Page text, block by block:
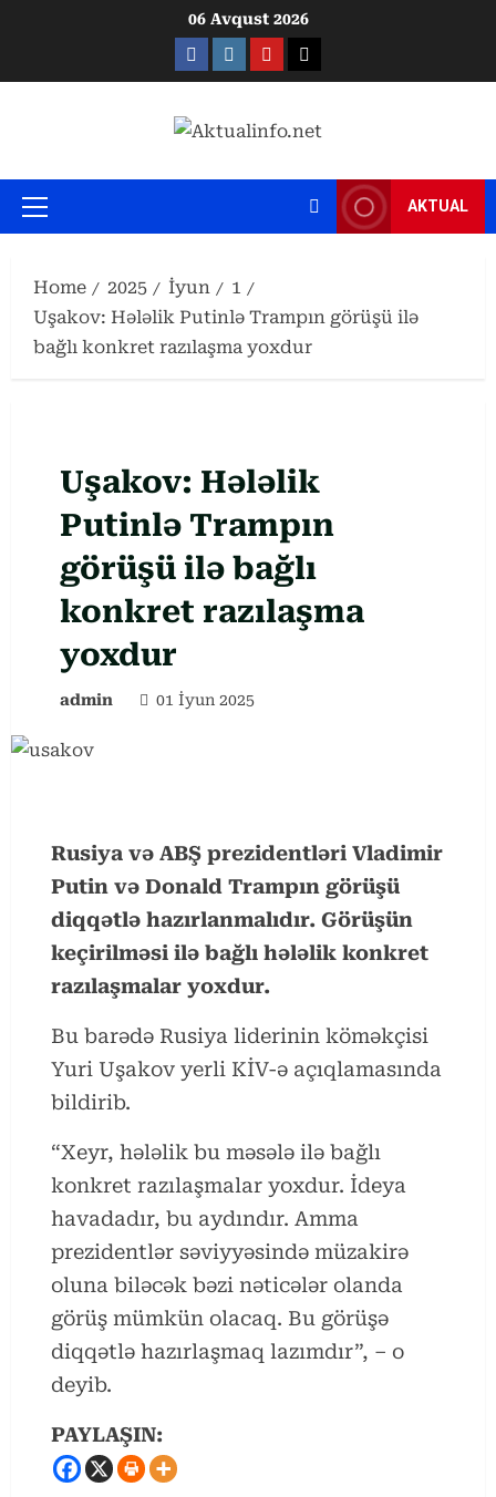
06 Avqust 2026
FacebookInstagram
Youtube
X
Primary
AKTUAL
Home 2025 İyun
1
Uşakov: Hələlik Putinlə Trampın görüşü ilə
bağlı konkret razılaşma yoxdur
Uşakov: Hələlik
Putinlə Trampın
görüşü ilə bağlı
konkret razılaşma
yoxdur
admin 01 İyun 2025
Rusiya və ABŞ prezidentləri Vladimir
Putin və Donald Trampın görüşü
diqqətlə hazırlanmalıdır. Görüşün
keçirilməsi ilə bağlı hələlik konkret
razılaşmalar yoxdur.
Bu barədə Rusiya liderinin köməkçisi
Yuri Uşakov yerli KİV-ə açıqlamasında
bildirib.
“Xeyr, hələlik bu məsələ ilə bağlı
konkret razılaşmalar yoxdur. İdeya
havadadır, bu aydındır. Amma
prezidentlər səviyyəsində müzakirə
oluna biləcək bəzi nəticələr olanda
görüş mümkün olacaq. Bu görüşə
diqqətlə hazırlaşmaq lazımdır”, – o
deyib.
PAYLAŞIN: